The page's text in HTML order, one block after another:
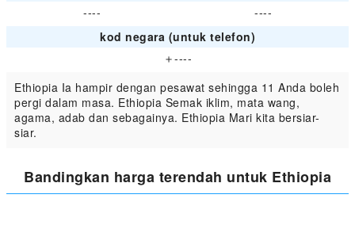
----
----
kod negara (untuk telefon)
＋----
Ethiopia Ia hampir dengan pesawat sehingga 11 Anda boleh
pergi dalam masa. Ethiopia Semak iklim, mata wang,
agama, adab dan sebagainya. Ethiopia Mari kita bersiar-
siar.
Bandingkan harga terendah untuk Ethiopia